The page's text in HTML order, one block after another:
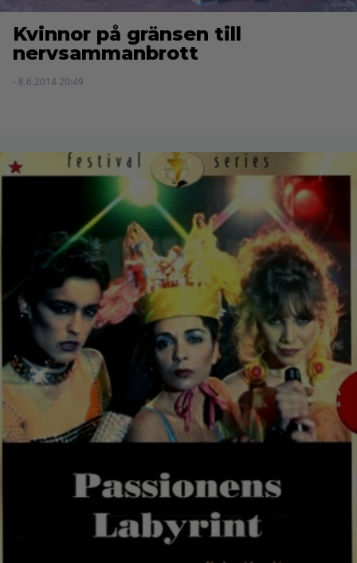
Kvinnor på gränsen till
nervsammanbrott
- 8.6.2014 20:49